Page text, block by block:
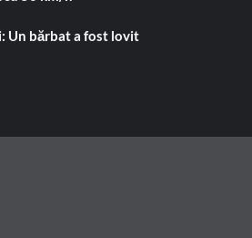
Un bărbat a fost lovit